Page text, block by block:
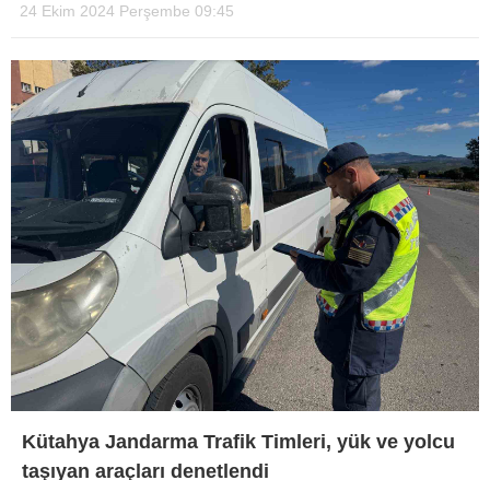
24 Ekim 2024 Perşembe 09:45
Kütahya Jandarma Trafik Timleri, yük ve yolcu
taşıyan araçları denetlendi